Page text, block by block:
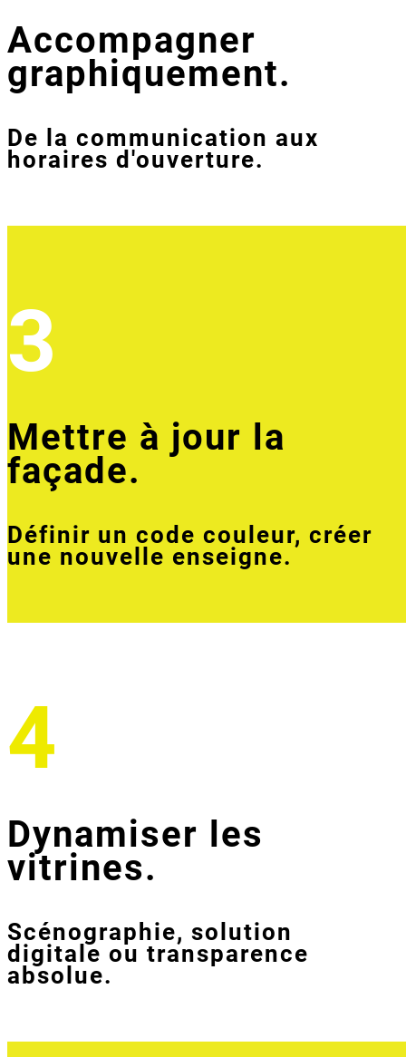
Accompagner
graphiquement.
De la communication aux
horaires d'ouverture.
3
Mettre à jour la
façade.
Définir un code couleur, créer
une nouvelle enseigne.
4
Dynamiser les
vitrines.
Scénographie, solution
digitale ou transparence
absolue.